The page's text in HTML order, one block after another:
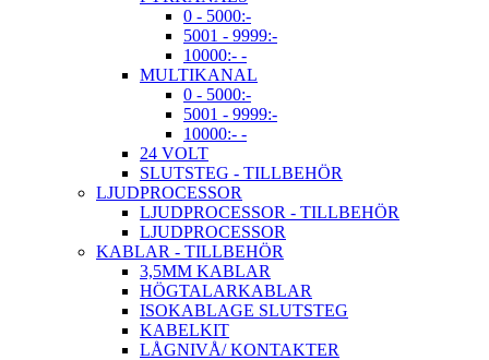
0 - 5000:-
5001 - 9999:-
10000:- -
MULTIKANAL
0 - 5000:-
5001 - 9999:-
10000:- -
24 VOLT
SLUTSTEG - TILLBEHÖR
LJUDPROCESSOR
LJUDPROCESSOR - TILLBEHÖR
LJUDPROCESSOR
KABLAR - TILLBEHÖR
3,5MM KABLAR
HÖGTALARKABLAR
ISOKABLAGE SLUTSTEG
KABELKIT
LÅGNIVÅ/ KONTAKTER